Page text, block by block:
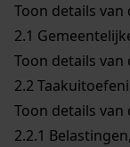
Toon details van
2.1
Toon details van
2.2
Toon details van
2.2.1